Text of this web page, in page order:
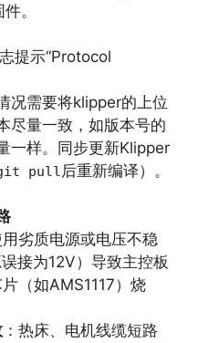
。
提示“Protocol
况需要将klipper的上位
尽量一致，如版本号的
一样。同步更新Klipper
pull后重新编译）。
用劣质电源或电压不稳
误接为12V）导致主控板
（如AMS1117）烧
：热床、电机线缆短路